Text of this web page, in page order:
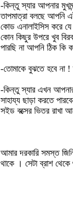
-কিন্তু স্যার আপনার
তাপমাত্রা বলছে আপনি
কোড এনালাইসিস করে
কোন কিছুর উপরে খুব
পারছি না আপনি ঠিক কি
-তোমাকে বুঝতে হবে না
-কিন্তু স্যার এখন
সাহায্য ছাড়া করতে
সইড বক্সের ভিতর রাখা
আমার দরকারি সমস্ত
থাকে । সেটা ব্রাশ